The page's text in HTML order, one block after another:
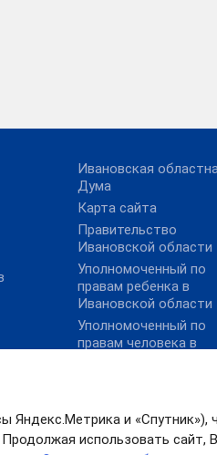
Яндекс.Метрика и
использовать
Ивановская
Дума
Карта сайта
Правительство
Ивановской области
Уполномоченный по
правам ребенка в
Ивановской области
Уполномоченный по
правам человека в